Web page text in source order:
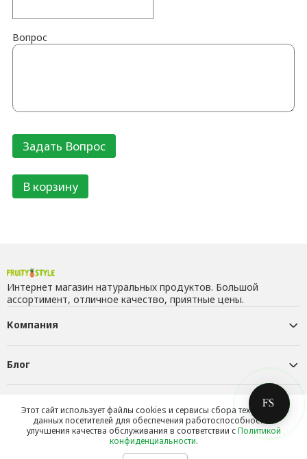
Вопрос
В корзину
Интернет магазин натуральных продуктов. Большой
ассортимент, отличное качество, приятные цены.
Компания
Блог
Контакты
Этот сайт использует файлы cookies и сервисы сбора технических
данных посетителей для обеспечения работоспособности и
улучшения качества обслуживания в соответствии сПолитикой
конфиденциальности.